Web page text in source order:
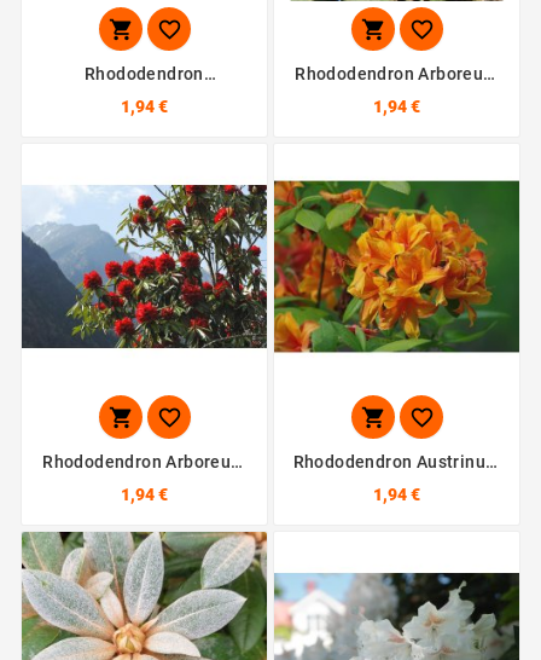
 
Rhododendron
1,94 €
 
Rhododendron Arboreum
1,94 €
 
Rhododendron Arboreum
1,94 €
 
Rhododendron Austrinum
1,94 €